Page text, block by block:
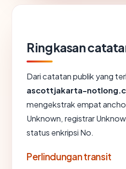
Ringkasan
Dari catatan publik yang
ascottjakarta-
mengekstrak empat
Unknown, registrar
status enkripsi No.
Perlindungan transit